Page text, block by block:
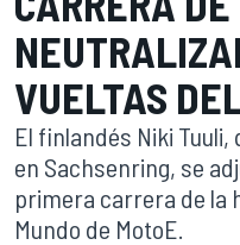
VUELTAS
El finlandés Niki
en Sachsenring, se
primera carrera de la
Mundo de MotoE.